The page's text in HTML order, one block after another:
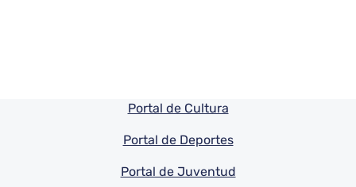
Pie de pagina información
Portal de Cultura
Portal de Deportes
Portal de Juventud